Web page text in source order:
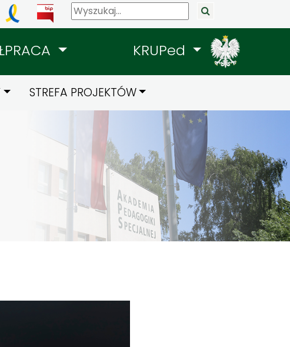
KRUPed
STREFA PROJEKTÓW